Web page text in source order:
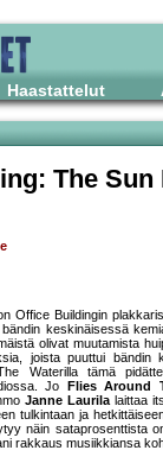
Haastattelut
The Sun
Office Buildingin
keskinäisessä
olivat muutamista
joista puuttui bändin
Waterilla tämä
Jo
Flies Around
Janne Laurilalaittaa
tulkintaan ja
näin sataprosenttista
rakkaus musiikkiansa